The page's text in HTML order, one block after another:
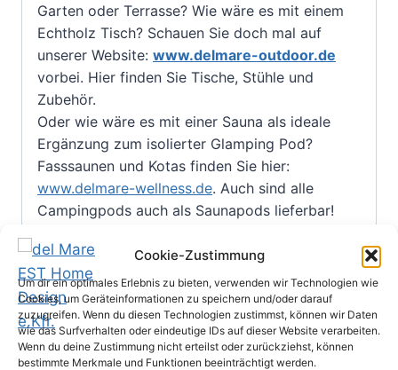
Cookie-Zustimmung
Um dir ein optimales Erlebnis zu bieten, verwenden wir Technologien wie
Cookies, um Geräteinformationen zu speichern und/oder darauf
zuzugreifen. Wenn du diesen Technologien zustimmst, können wir Daten
wie das Surfverhalten oder eindeutige IDs auf dieser Website verarbeiten.
Wenn du deine Zustimmung nicht erteilst oder zurückziehst, können
bestimmte Merkmale und Funktionen beeinträchtigt werden.
Garten oder Terrasse? Wie wäre es mit einem
Echtholz Tisch? Schauen Sie doch mal auf
unserer Website: www.delmare-outdoor.de
vorbei. Hier finden Sie Tische, Stühle und
Zubehör.
Oder wie wäre es mit einer Sauna als ideale
Ergänzung zum isolierter Glamping Pod?
Fasssaunen und Kotas finden Sie hier:
www.delmare-wellness.de. Auch sind alle
Campingpods auch als Saunapods lieferbar!
Größe:2 – 6 Personen
Rauminhalt:
Dimension:3.0 m x 5.9 m
Höhe:2.75 m
Holz:Kiefer
Wand:Kiefernholzverkleidung von innen und